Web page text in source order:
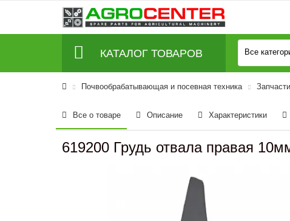
КАТАЛОГ ТОВАРОВ Все
Почвообрабатывающая и посевная техника
Все о товаре Описание Характеристики
619200 Грудь отвала правая